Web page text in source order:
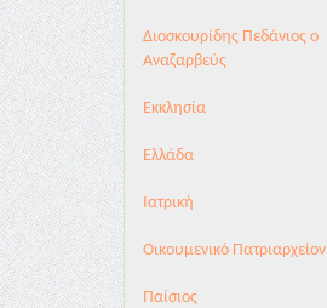
Διοσκουρίδης Πεδάνιος ο
Αναζαρβεύς
Εκκλησία
Ελλάδα
Ιατρική
Οικουμενικό Πατριαρχείον
Παίσιος